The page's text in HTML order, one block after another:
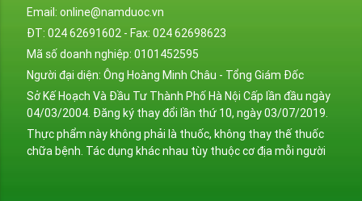
Email: online@namduoc.vn
ĐT: 024 62691602 - Fax: 024 62698623
Mã số doanh nghiệp: 0101452595
Người đại diện: Ông Hoàng Minh Châu - Tổng Giám Đốc
Sở Kế Hoạch Và Đầu Tư Thành Phố Hà Nội Cấp lần đầu ngày
04/03/2004. Đăng ký thay đổi lần thứ 10, ngày 03/07/2019.
Thực phẩm này không phải là thuốc, không thay thế thuốc
chữa bệnh. Tác dụng khác nhau tùy thuộc cơ địa mỗi người